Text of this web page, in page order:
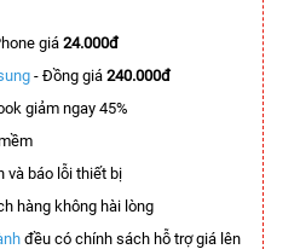
giá24.000đ
- Đồng giá 240.000đ
giảm ngay 45%
và báo lỗi thiết bị
hàng không hài lòng
đều có chính sách hỗ trợ giá lên